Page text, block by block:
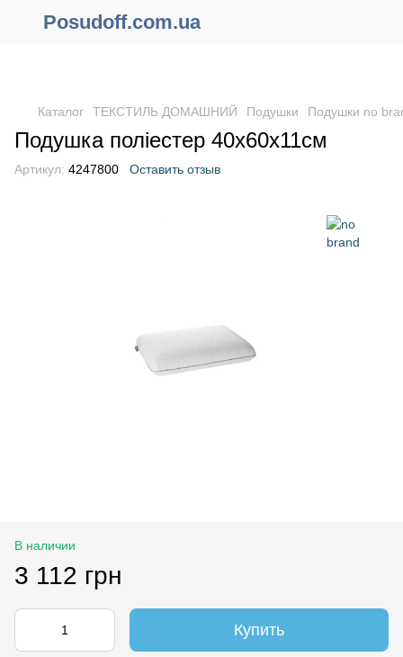
Posudoff.com.ua
Каталог ТЕКСТИЛЬ ДОМАШНИЙ Подушки Подушки no
Подушка поліестер 40x60х11см
Артикул: 4247800 Оставить отзыв
В наличии
3 112 грн
Купить